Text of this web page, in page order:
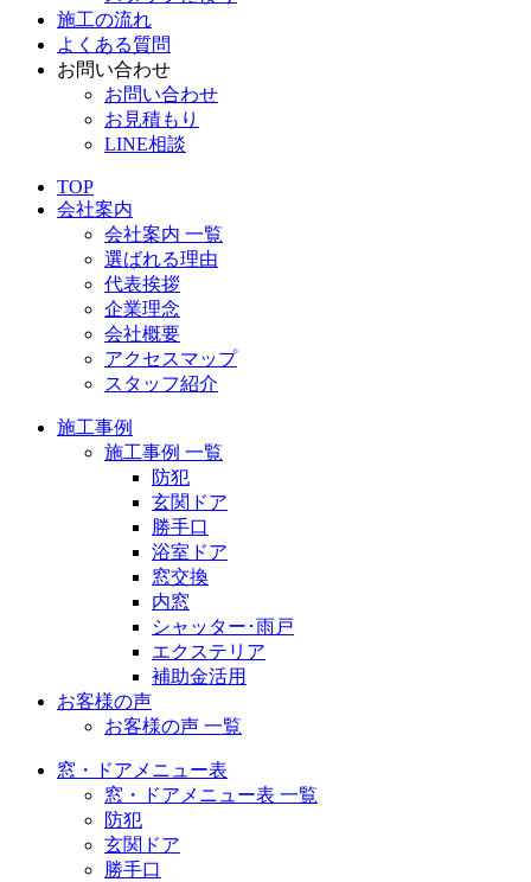
施工の流れ
よくある質問
お問い合わせ
お問い合わせ
お見積もり
LINE相談
TOP
会社案内
会社案内 一覧
選ばれる理由
代表挨拶
企業理念
会社概要
アクセスマップ
スタッフ紹介
施工事例
施工事例 一覧
防犯
玄関ドア
勝手口
浴室ドア
窓交換
内窓
シャッター･雨戸
エクステリア
補助金活用
お客様の声
お客様の声 一覧
窓・ドアメニュー表
窓・ドアメニュー表 一覧
防犯
玄関ドア
勝手口